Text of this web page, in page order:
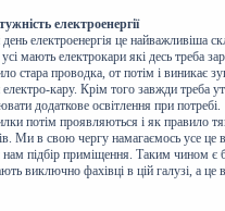
електроенергії
електроенергія це найважливіша
мають електрокари які десь треба
стара проводка, от потім і виникає
кару. Крім того завжди треба
додаткове освітлення при потребі.
потім проявляються і як правило
Ми в свою чергу намагаємось усе це
нам підбір приміщення. Таким чином є
виключно фахівці в цій галузі, а це